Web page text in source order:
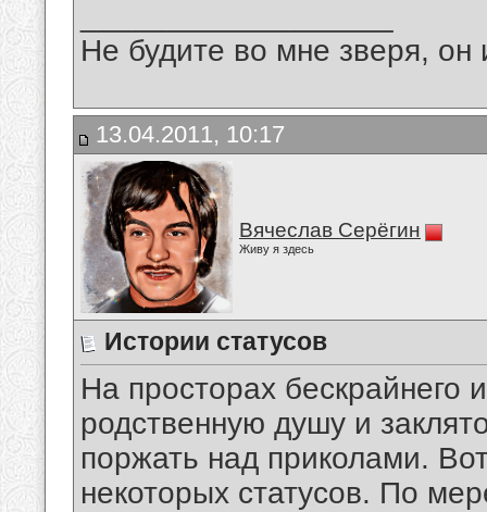
Не будите во мне зверя, он
13.04.2011, 10:17
Вячеслав Серёгин
Живу я здесь
Истории статусов
На просторах бескрайнего
родственную душу и
поржать над приколами.
некоторых статусов. По